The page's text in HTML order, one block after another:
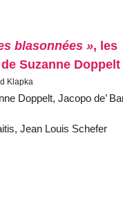
blasonnées », les
Suzanne Doppelt
Klapka
Doppelt, Jacopo de’
Jean Louis Schefer